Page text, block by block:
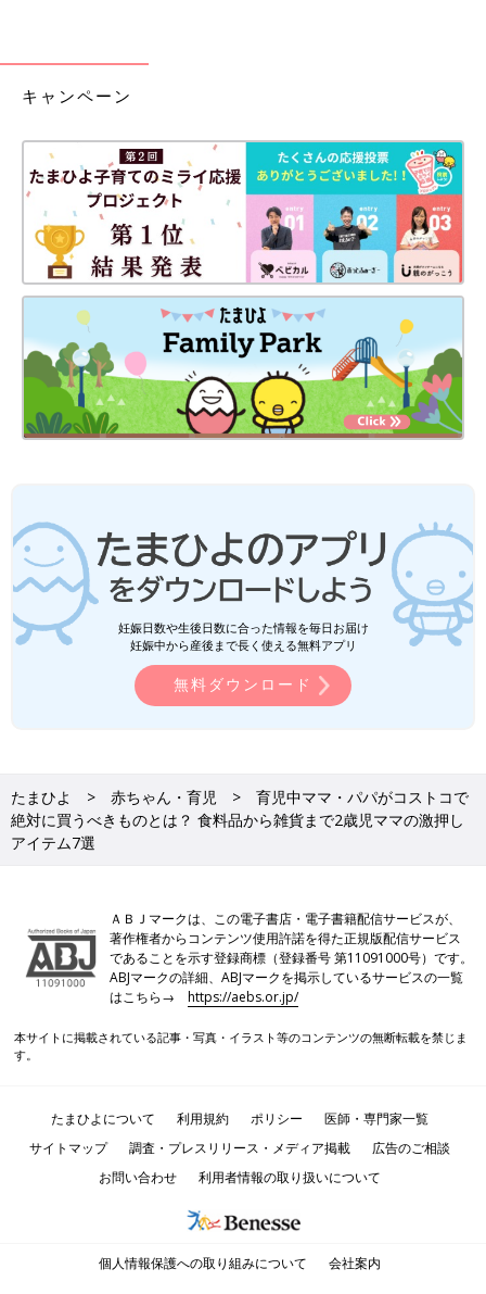
キャンペーン
妊娠日数や生後日数に合った情報を毎日お届け
妊娠中から産後まで長く使える無料アプリ
無料ダウンロード
たまひよ 赤ちゃん・育児
育児中ママ・パパがコストコで
絶対に買うべきものとは？ 食料品から雑貨まで2歳児ママの激押し
アイテム7選
ＡＢＪマークは、この電子書店・電子書籍配信サービスが、
著作権者からコンテンツ使用許諾を得た正規版配信サービス
であることを示す登録商標（登録番号 第11091000号）です。
ABJマークの詳細、ABJマークを掲示しているサービスの一覧
はこちら→https://aebs.or.jp/
本サイトに掲載されている記事・写真・イラスト等のコンテンツの無断転載を禁じま
す。
たまひよについて 利用規約 ポリシー
医師・専門家一覧
サイトマップ
調査・プレスリリース・メディア掲載
広告のご相談
お問い合わせ
利用者情報の取り扱いについて
個人情報保護への取り組みについて 会社案内